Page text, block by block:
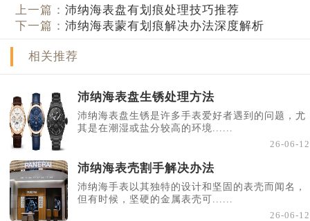
上一篇：沛纳海表盘有划痕处理技巧推荐
下一篇：沛纳海表蒙有划痕解决办法深度解析
相关推荐
沛纳海表盘生锈处理方法
沛纳海表盘生锈是许多手表爱好者遇到的问题，尤
其是在潮湿或盐分较高的环境......
26-06-12
沛纳海表壳割手解决办法
沛纳海手表以其独特的设计和坚固的表壳而闻名，
但有时候，坚硬的金属表壳可......
26-06-12